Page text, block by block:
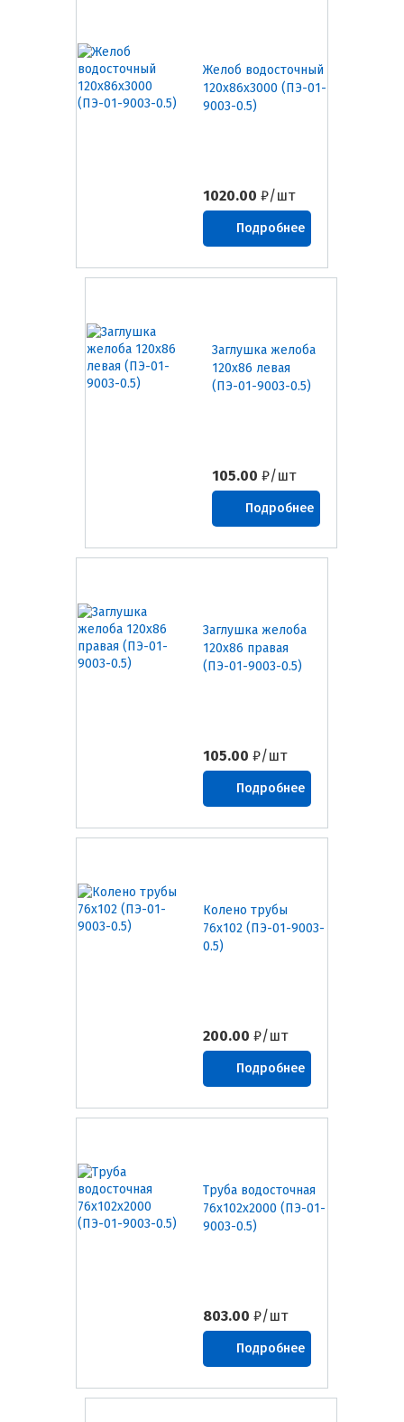
Желоб водосточный
120х86х3000 (ПЭ-01-
9003-0.5)
1020.00 ₽/шт
Подробнее
Заглушка желоба
120х86 левая
(ПЭ-01-9003-0.5)
105.00 ₽/шт
Подробнее
Заглушка желоба
120х86 правая
(ПЭ-01-9003-0.5)
105.00 ₽/шт
Подробнее
Колено трубы
76х102 (ПЭ-01-9003-
0.5)
200.00 ₽/шт
Подробнее
Труба водосточная
76х102х2000 (ПЭ-01-
9003-0.5)
803.00 ₽/шт
Подробнее